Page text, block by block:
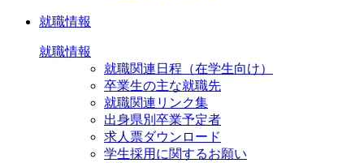
就職情報
就職情報
就職関連日程（在学生向け）
卒業生の主な就職先
就職関連リンク集
出身県別卒業予定者
求人票ダウンロード
学生採用に関するお願い